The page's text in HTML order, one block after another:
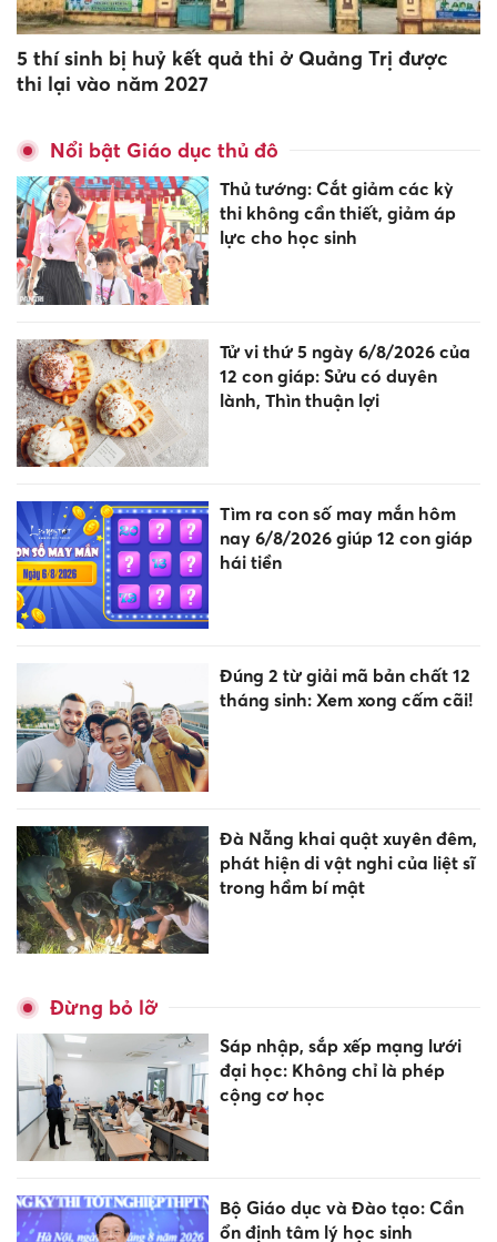
5 thí sinh bị huỷ kết quả thi ở Quảng Trị được
thi lại vào năm 2027
Nổi bật Giáo dục thủ đô
Thủ tướng: Cắt giảm các kỳ
thi không cần thiết, giảm áp
lực cho học sinh
Tử vi thứ 5 ngày 6/8/2026 của
12 con giáp: Sửu có duyên
lành, Thìn thuận lợi
Tìm ra con số may mắn hôm
nay 6/8/2026 giúp 12 con giáp
hái tiền
Đúng 2 từ giải mã bản chất 12
tháng sinh: Xem xong cấm cãi!
Đà Nẵng khai quật xuyên đêm,
phát hiện di vật nghi của liệt sĩ
trong hầm bí mật
Đừng bỏ lỡ
Sáp nhập, sắp xếp mạng lưới
đại học: Không chỉ là phép
cộng cơ học
Bộ Giáo dục và Đào tạo: Cần
ổn định tâm lý học sinh